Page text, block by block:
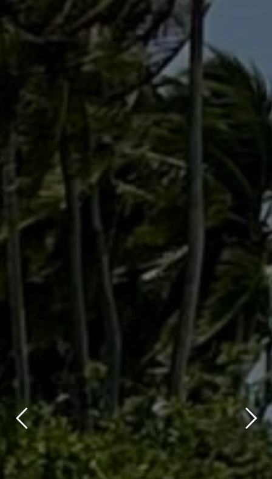
Top 10-
Packliste für die
Malediven